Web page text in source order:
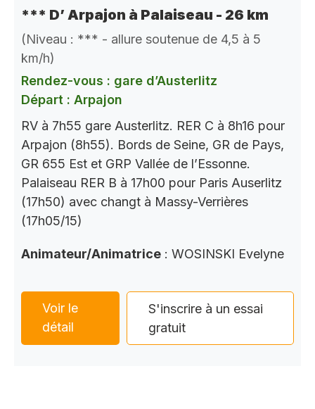
*** D’ Arpajon à Palaiseau - 26 km
(Niveau : *** - allure soutenue de 4,5 à 5
km/h)
Rendez-vous : gare d’Austerlitz
Départ : Arpajon
RV à 7h55 gare Austerlitz. RER C à 8h16 pour
Arpajon (8h55). Bords de Seine, GR de Pays,
GR 655 Est et GRP Vallée de l’Essonne.
Palaiseau RER B à 17h00 pour Paris Auserlitz
(17h50) avec changt à Massy-Verrières
(17h05/15)
Animateur/Animatrice : WOSINSKI Evelyne
Voir le
détail
S'inscrire à un essai
gratuit